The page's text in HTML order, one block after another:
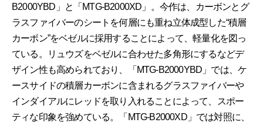
B2000YBD」と「MTG-B2000XD」。今作は、カーボンとグ
ラスファイバーのシートを何層にも重ね立体成型した“積層
カーボン”をベゼルに採用することによって、軽量化を図っ
ている。リュウズをベゼルに合わせた多角形にするなどデ
ザイン性も高められており、「MTG-B2000YBD」では、ケ
ースサイドの積層カーボンに含まれるグラスファイバーや
インダイアルにレッドを取り入れることによって、スポー
ティな印象を強めている。「MTG-B2000XD」では対照に、